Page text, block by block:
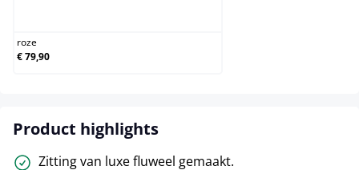
roze
€ 79,90
Product highlights
Zitting van luxe fluweel gemaakt.